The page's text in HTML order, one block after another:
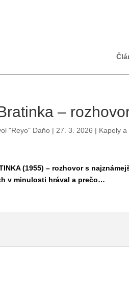
–
"Reyo" Daňo|27. 3. 2026 |
(1955) – rozhovor s
v minulosti hrával a prečo…